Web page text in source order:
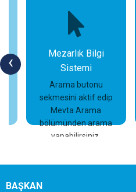
‹
Mezarlık Bilgi
Sistemi
Arama butonu
sekmesini aktif edip
Mevta Arama
bölümünden arama
yapabilirsiniz.
İncele
BAŞKAN